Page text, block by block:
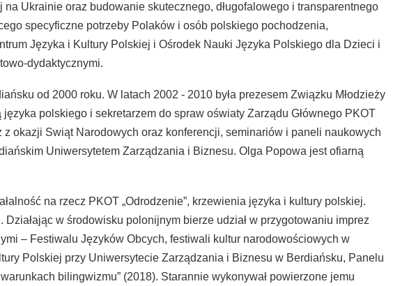
Ukrainie oraz budowanie skutecznego, długofalowego i transparentnego
specyficzne potrzeby Polaków i osób polskiego pochodzenia,
Języka i Kultury Polskiej i Ośrodek Nauki Języka Polskiego dla Dzieci i
dydaktycznymi.
od 2000 roku. W latach 2002 - 2010 była prezesem Związku Młodzieży
polskiego i sekretarzem do spraw oświaty Zarządu Głównego PKOT
okazji Swiąt Narodowych oraz konferencji, seminariów i paneli naukowych
Uniwersytetem Zarządzania i Biznesu. Olga Popowa jest ofiarną
na rzecz PKOT „Odrodzenie”, krzewienia języka i kultury polskiej.
w środowisku polonijnym bierze udział w przygotowaniu imprez
– Festiwalu Języków Obcych, festiwali kultur narodowościowych w
Polskiej przy Uniwersytecie Zarządzania i Biznesu w Berdiańsku, Panelu
bilingwizmu” (2018). Starannie wykonywał powierzone jemu